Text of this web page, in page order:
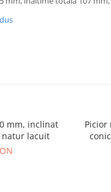
mm, inclinat
natur lacuit
Picior